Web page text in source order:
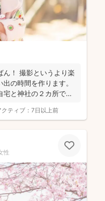
ん！ 撮影というより楽
の時間を作ります。
と神社の２カ所で撮
ティブ： 7日以上前
性